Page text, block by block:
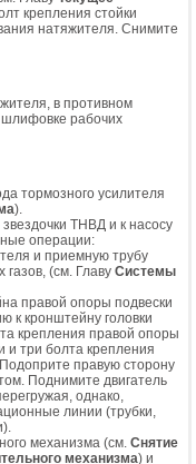
крепления стойки
натяжителя. Снимите
в противном
шлифовке рабочих
тормозного усилителя
).
ТНВД и к насосу
операции:
и приемную трубу
(см. Главу Системы
правой опоры подвески
к кронштейну головки
крепления правой опоры
и три болта крепления
правую сторону
Поднимите двигатель
однако,
линии (трубки,
механизма (см. Снятие
механизма) и